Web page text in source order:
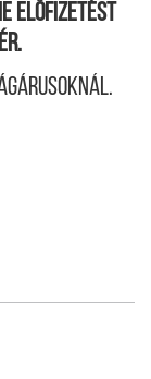
előfizetést